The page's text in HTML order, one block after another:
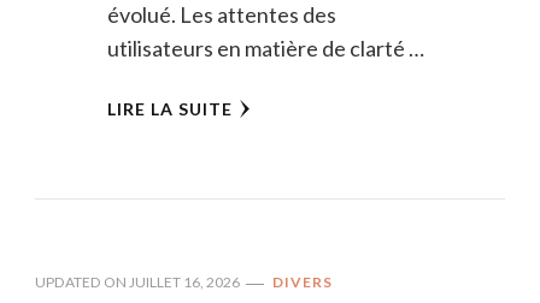
évolué. Les attentes des
utilisateurs en matière de clarté …
LIRE LA SUITE
UPDATED ON JUILLET 16, 2026 DIVERS